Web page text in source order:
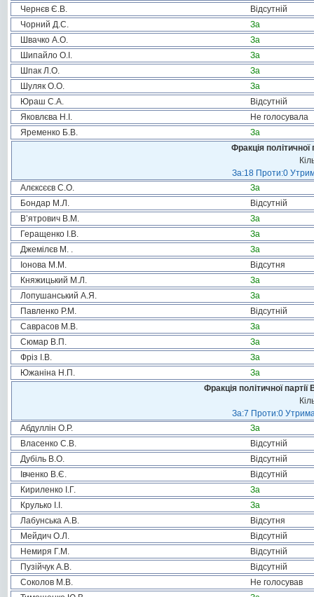
Чернєв Є.В.
Відсутній
Чорний Д.С.
За
Швачко А.О.
За
Шипайло О.І.
За
Шпак Л.О.
За
Шуляк О.О.
За
Юраш С.А.
Відсутній
Яковлєва Н.І.
Не голосувала
Яременко Б.В.
За
Фракція
За:18 Проти:0
Алєксєєв С.О.
За
Бондар М.Л.
Відсутній
В’ятрович В.М.
За
Геращенко І.В.
За
Джемілєв М. .
За
Іонова М.М.
Відсутня
Княжицький М.Л.
За
Лопушанський А.Я.
За
Павленко Р.М.
Відсутній
Саврасов М.В.
За
Сюмар В.П.
За
Фріз І.В.
За
Южаніна Н.П.
За
Фракція політичної
За:7 Проти:0
Абдуллін О.Р.
За
Власенко С.В.
Відсутній
Дубіль В.О.
Відсутній
Івченко В.Є.
Відсутній
Кириленко І.Г.
За
Крулько І.І.
За
Лабунська А.В.
Відсутня
Мейдич О.Л.
Відсутній
Немиря Г.М.
Відсутній
Пузійчук А.В.
Відсутній
Соколов М.В.
Не голосував